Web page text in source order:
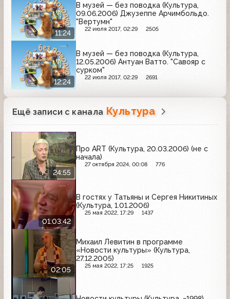
11:24
В музей — без поводка (Культура,
09.06.2006) Джузеппе Арчимбольдо.
"Вертумн"
22 июля 2017, 02:29 2505
12:24
В музей — без поводка (Культура,
12.05.2006) Антуан Ватто. "Савояр с
сурком"
22 июля 2017, 02:29 2691
Ещё записи с канала Культура
24:55
Про ART (Культура, 20.03.2006) (не с
начала)
27 октября 2024, 00:08 776
01:03:42
В гостях у Татьяны и Сергея Никитиных
(Культура, 1.01.2006)
25 мая 2022, 17:29 1437
02:05
Михаил Левитин в программе
«Новости культуры» (Культура,
27.12.2005)
25 мая 2022, 17:25 1925